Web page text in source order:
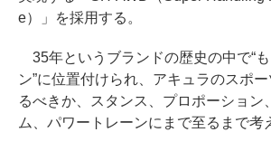
e）」を採用する。
35年というブランドの歴史の中で“
ン”に位置付けられ、アキュラのスポ
るべきか、スタンス、プロポーション
ム、パワートレーンにまで至るまで考